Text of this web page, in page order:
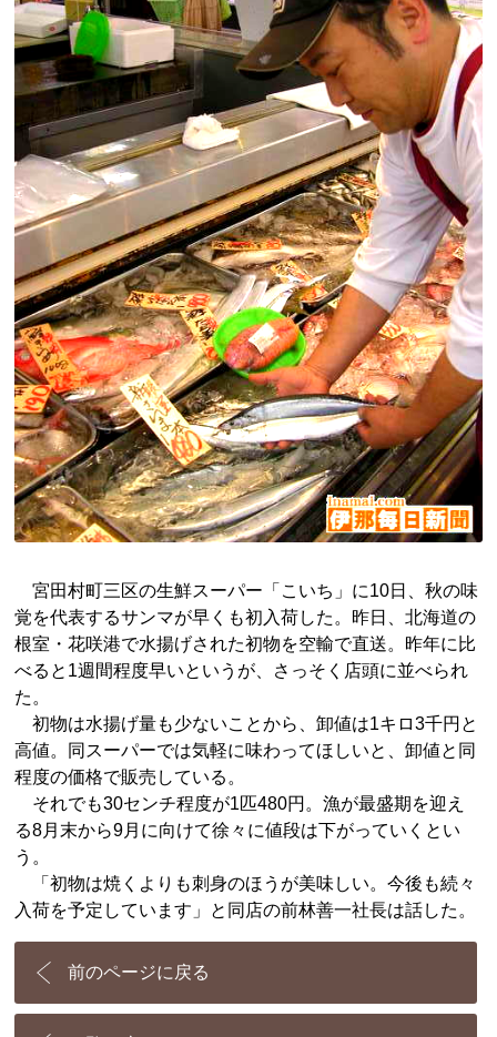
宮田村町三区の生鮮スーパー「こいち」に10日、秋の味
覚を代表するサンマが早くも初入荷した。昨日、北海道の
根室・花咲港で水揚げされた初物を空輸で直送。昨年に比
べると1週間程度早いというが、さっそく店頭に並べられ
た。
初物は水揚げ量も少ないことから、卸値は1キロ3千円と
高値。同スーパーでは気軽に味わってほしいと、卸値と同
程度の価格で販売している。
それでも30センチ程度が1匹480円。漁が最盛期を迎え
る8月末から9月に向けて徐々に値段は下がっていくとい
う。
「初物は焼くよりも刺身のほうが美味しい。今後も続々
入荷を予定しています」と同店の前林善一社長は話した。
前のページに戻る